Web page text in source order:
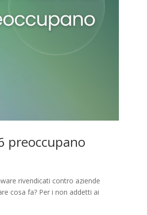
preoccupano
rivendicati contro aziende
cosa fa? Per i non addetti ai